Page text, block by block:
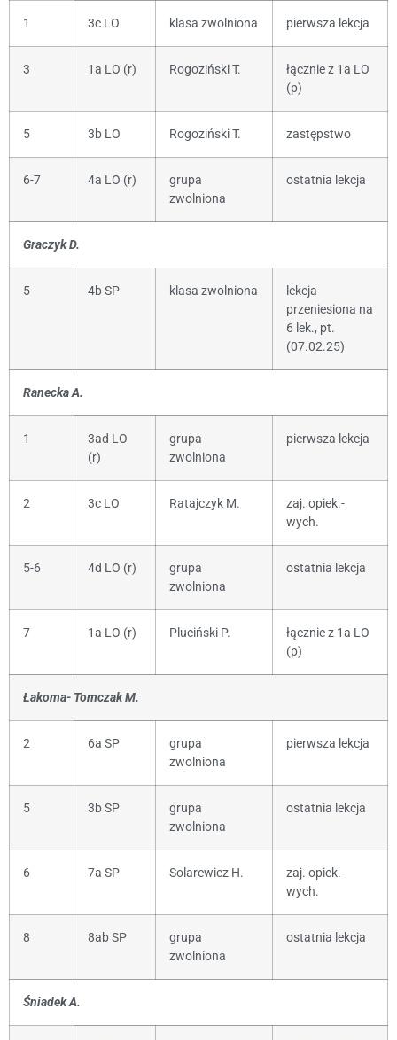
1 3c LO klasa zwolniona pierwsza lekcja
3 1a LO (r) Rogoziński T.
łącznie z 1a LO
(p)
5 3b LO Rogoziński T. zastępstwo
6-7 4a LO (r)
grupa
zwolniona
ostatnia lekcja
Graczyk D.
5 4b SP klasa zwolniona
lekcja
przeniesiona na
6 lek., pt.
(07.02.25)
Ranecka A.
1
3ad LO
(r)
grupa
zwolniona
pierwsza lekcja
2 3c LO Ratajczyk M.
zaj. opiek.-
wych.
5-6 4d LO (r)
grupa
zwolniona
ostatnia lekcja
7 1a LO (r) Pluciński P.
łącznie z 1a LO
(p)
Łakoma- Tomczak M.
2 6a SP
grupa
zwolniona
pierwsza lekcja
5 3b SP
grupa
zwolniona
ostatnia lekcja
6 7a SP Solarewicz H.
zaj. opiek.-
wych.
8 8ab SP
grupa
zwolniona
ostatnia lekcja
Śniadek A.